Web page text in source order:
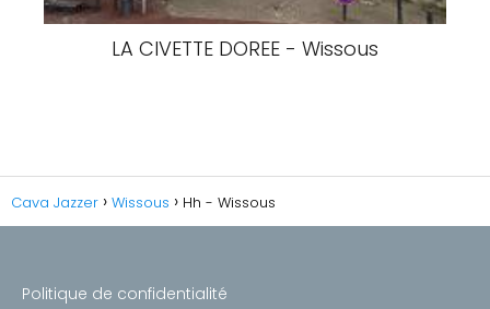
LA CIVETTE DOREE - Wissous
Cava Jazzer Wissous Hh - Wissous
Politique de confidentialité